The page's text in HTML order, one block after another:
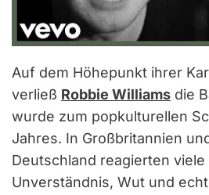
Auf dem Höhepunkt ihrer
verließ Robbie Williams die
wurde zum popkulturellen
Jahres. In Großbritannien
Deutschland reagierten viele
Unverständnis, Wut und